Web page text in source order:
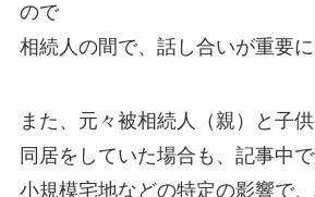
ので
相続人の間で、話し合いが重要に
また、元々被相続人（親）と子
同居をしていた場合も、記事中
小規模宅地などの特定の影響で